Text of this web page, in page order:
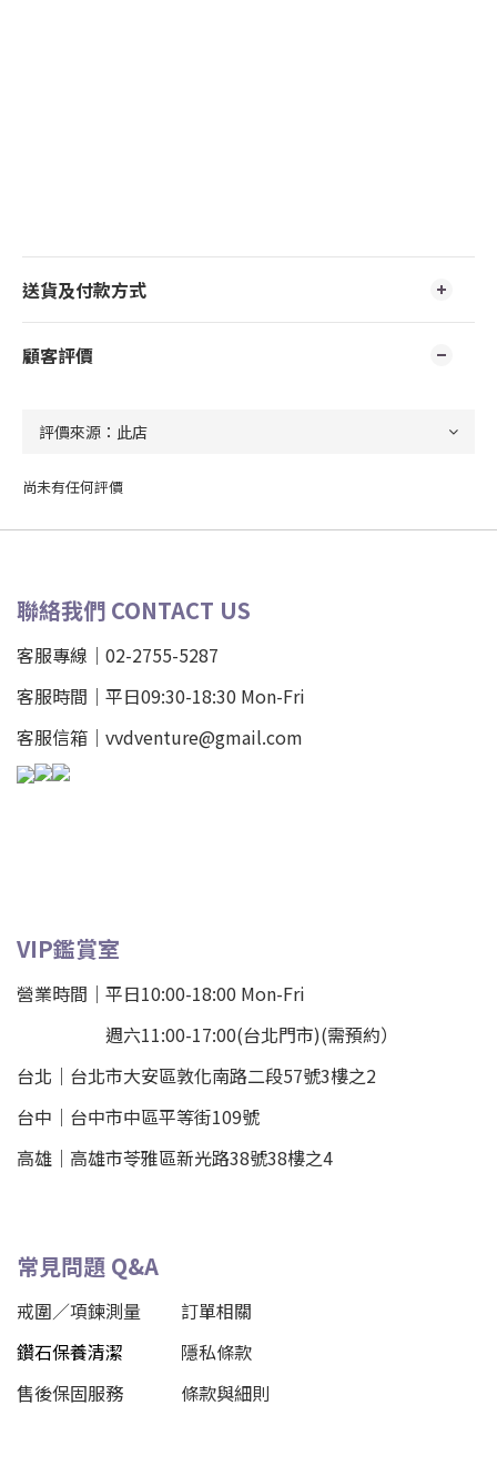
送貨及付款方式
顧客評價
尚未有任何評價
聯絡我們 CONTACT US
客服專線｜02-2755-5287
客服時間｜平日09:30-18:30 Mon-Fri
客服信箱｜vvdventure@gmail.com
VIP鑑賞室
營業時間｜平日10:00-18:00 Mon-Fri
週六11:00-17:00(台北門市)(需預約）
台北 ｜ 台北市大安區敦化南路二段57號3樓之2
台中｜ 台中市中區平等街109號
高雄｜ 高雄市苓雅區新光路38號38樓之4
常見問題 Q&A
戒圍／項鍊測量
訂單相關
鑽石保養清潔
隱私條款
售後保固服務
條款與細則